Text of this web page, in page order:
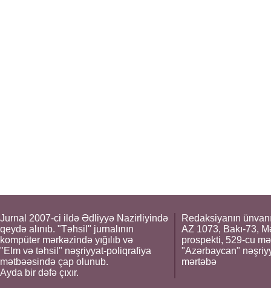
Jurnal 2007-ci ildə Ədliyyə Nazirliyində
qeydə alınıb. "Təhsil" jurnalının
kompüter mərkəzində yığılıb və
"Elm və təhsil" nəşriyyat-poliqrafiya
mətbəəsində çap olunub.
Ayda bir dəfə çıxır.
Redaksiyanın
AZ 1073, Bakı-73,
prospekti, 529-cu
"Azərbaycan"
mərtəbə